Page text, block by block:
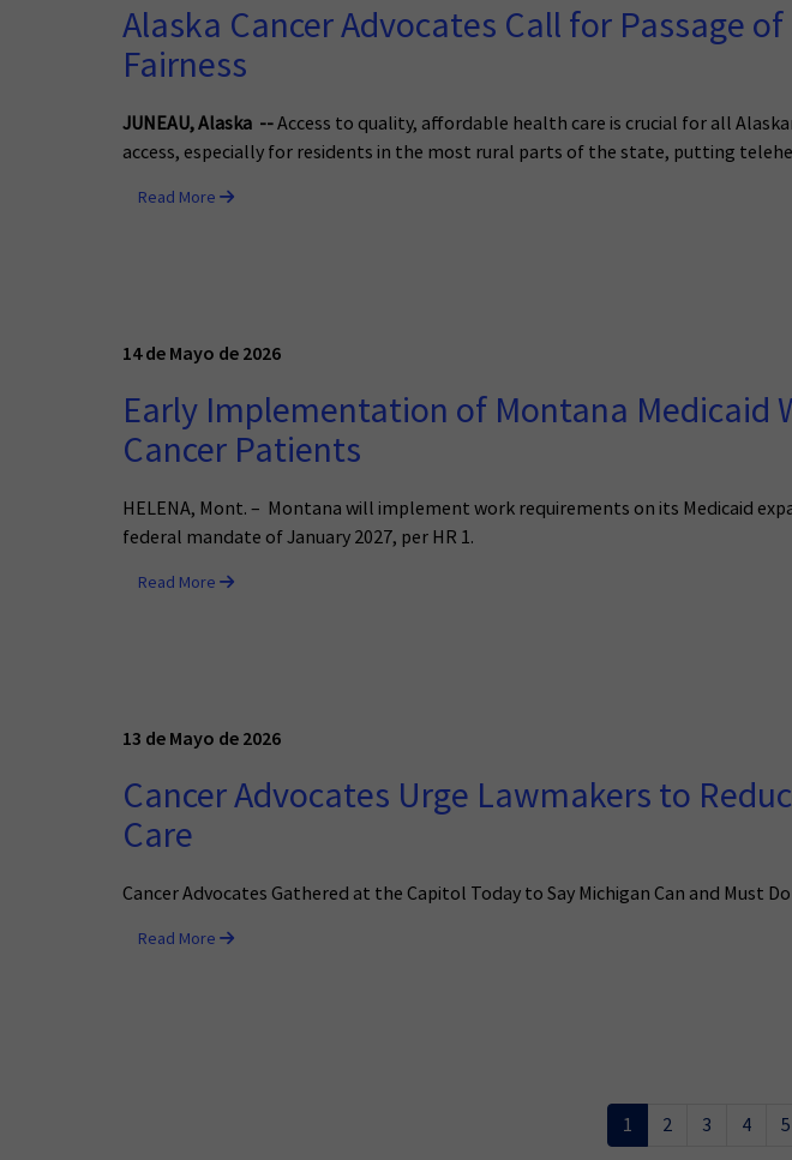
Alaska Cancer Advocates Call for Passage
Fairness
JUNEAU, Alaska --Access to quality, affordable health care is crucial for all
access, especially for residents in the most rural parts of the state, putting
Read More
14 de Mayo de 2026
Early Implementation of Montana Medicaid
Cancer Patients
HELENA, Mont. – Montana will implement work requirements on its Medicaid
federal mandate of January 2027, per HR 1.
Read More
13 de Mayo de 2026
Cancer Advocates Urge Lawmakers to
Care
Cancer Advocates Gathered at the Capitol Today to Say Michigan Can and Must
Read More
1 2 3 4 5